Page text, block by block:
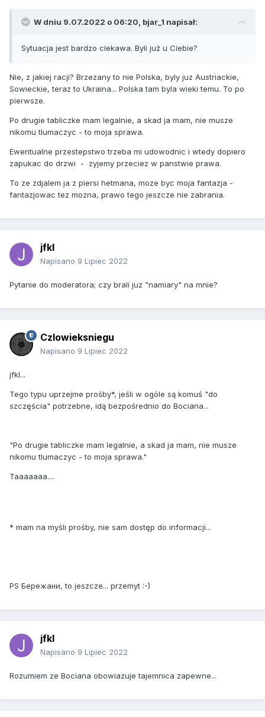
W dniu 9.07.2022 o 06:20, bjar_1 napisał:
Sytuacja jest bardzo ciekawa. Byli już u Ciebie?
Nie, z jakiej racji? Brzezany to nie Polska, byly juz Austriackie,
Sowieckie, teraz to Ukraina... Polska tam byla wieki temu. To po
pierwsze.
Po drugie tabliczke mam legalnie, a skad ja mam, nie musze
nikomu tlumaczyc - to moja sprawa.
Ewentualne przestepstwo trzeba mi udowodnic i wtedy dopiero
zapukac do drzwi - zyjemy przeciez w panstwie prawa.
To ze zdjalem ja z piersi hetmana, moze byc moja fantazja -
fantazjowac tez mozna, prawo tego jeszcze nie zabrania.
jfkl
Napisano 9 Lipiec 2022
Pytanie do moderatora; czy brali juz "namiary" na mnie?
Czlowieksniegu
Napisano 9 Lipiec 2022
jfkl...
Tego typu uprzejme prośby*, jeśli w ogóle są komuś "do
szczęścia" potrzebne, idą bezpośrednio do Bociana...
"Po drugie tabliczke mam legalnie, a skad ja mam, nie musze
nikomu tlumaczyc - to moja sprawa."
Taaaaaaa....
* mam na myśli prośby, nie sam dostęp do informacji...
PS Бережани, to jeszcze... przemyt :-)
jfkl
Napisano 9 Lipiec 2022
Rozumiem ze Bociana obowiazuje tajemnica zapewne...